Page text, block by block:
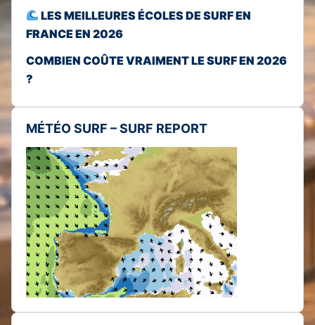
LES MEILLEURES ÉCOLES DE SURF EN
FRANCE EN 2026
COMBIEN COÛTE VRAIMENT LE SURF EN 2026
?
MÉTÉO SURF – SURF REPORT